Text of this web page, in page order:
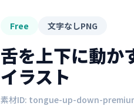
Free 文字なしPNG
舌を上下に動か
イラスト
素材ID: tongue-up-down-